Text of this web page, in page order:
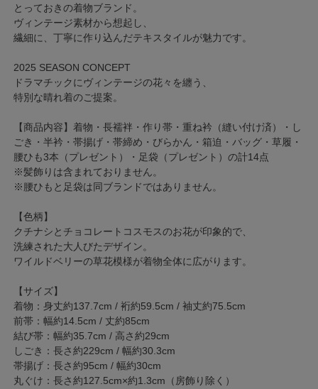
とっておきの着物ブランド。
ヴィンテージ素材から想起し、
繊細に、丁寧に作り込んだテキスタイルが魅力です。
2025 SEASON CONCEPT
ドラマチックにヴィンテージの花々を纏う、
特別な晴れ着のご提案。
【商品内容】着物・長襦袢・作り帯・重ね衿（縫い付け済）・し
ごき・半衿・帯揚げ・帯締め・びらかん・箱迫・バッグ・草履・
腰ひも3本（プレゼント）・足袋（プレゼント）の計14点
※髪飾りは含まれておりません。
※腰ひもと足袋は同ブランドではありません。
【色柄】
クチナシとチョコレートコスモスのお花が印象的で、
洗練された大人びたデザイン。
ワイルドベリーの草花模様が着物全体に広がります。
【サイズ】
着物：身丈約137.7cm / 裄約59.5cm / 袖丈約75.5cm
前帯：幅約14.5cm / 丈約85cm
結び帯：幅約35.7cm / 高さ約29cm
しごき：長さ約229cm / 幅約30.3cm
帯揚げ：長さ約95cm / 幅約30cm
丸ぐけ：長さ約127.5cm×約1.3cm（房飾り除く）